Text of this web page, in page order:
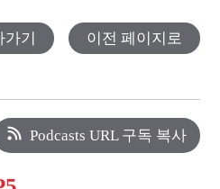
가기 이전 페이지로
Podcasts URL 구독 복사